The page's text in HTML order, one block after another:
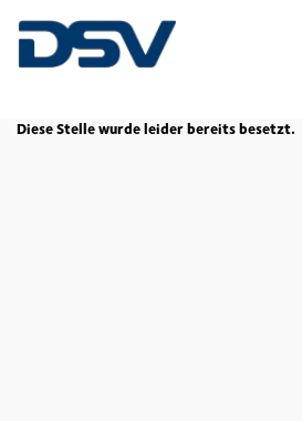
Diese Stelle wurde leider bereits besetzt.